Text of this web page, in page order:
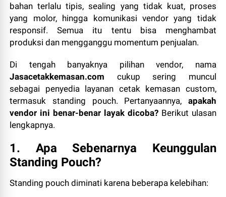
bahan terlalu tipis, sealing yang tidak kuat, proses
yang molor, hingga komunikasi vendor yang tidak
responsif. Semua itu tentu bisa menghambat
produksi dan mengganggu momentum penjualan.
Di tengah banyaknya pilihan vendor, nama
Jasacetakkemasan.com cukup sering muncul
sebagai penyedia layanan cetak kemasan custom,
termasuk standing pouch. Pertanyaannya, apakah
vendor ini benar-benar layak dicoba?Berikut ulasan
lengkapnya.
1. Apa Sebenarnya Keunggulan
Standing Pouch?
Standing pouch diminati karena beberapa kelebihan: